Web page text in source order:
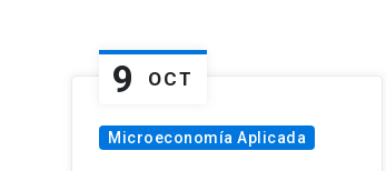
9 OCT
Microeconomía Aplicada